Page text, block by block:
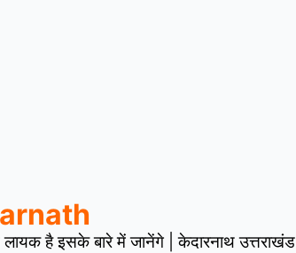
है इसके बारे में जानेंगे | केदारनाथ उत्तराखंड